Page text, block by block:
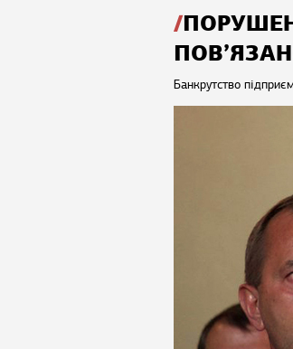
Банкрутство